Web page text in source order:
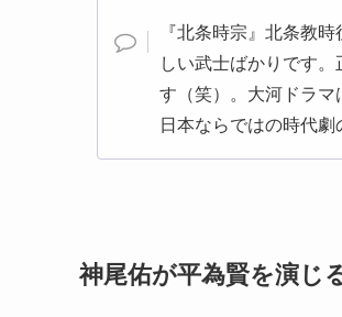
『北条時宗』北条教
しい武士ばかりです
す（笑）。大河ドラマ
日本ならではの時代劇
神尾佑が平為賢を演じ